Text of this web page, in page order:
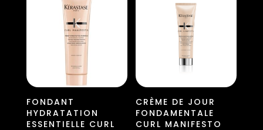
FONDANT
HYDRATATION
ESSENTIELLE CURL
CRÈME DE JOUR
FONDAMENTALE
CURL MANIFESTO